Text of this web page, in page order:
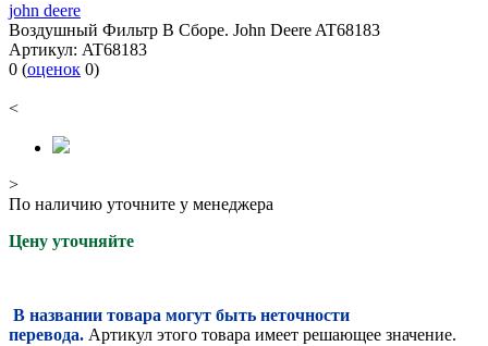
john deere
Воздушный Фильтр В Сборе. John Deere AT68183
Артикул: AT68183
0 (оценок 0)
<
>
По наличию уточните у менеджера
Цену уточняйте
В названии товара могут быть неточности
перевода. Артикул этого товара имеет решающее значение.